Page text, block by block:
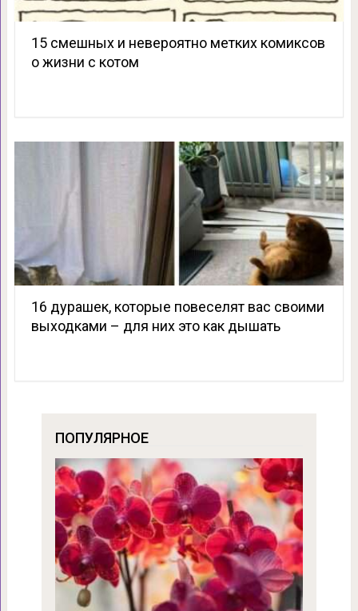
15 смешных и невероятно метких комиксов
о жизни с котом
16 дурашек, которые повеселят вас своими
выходками – для них это как дышать
ПОПУЛЯРНОЕ